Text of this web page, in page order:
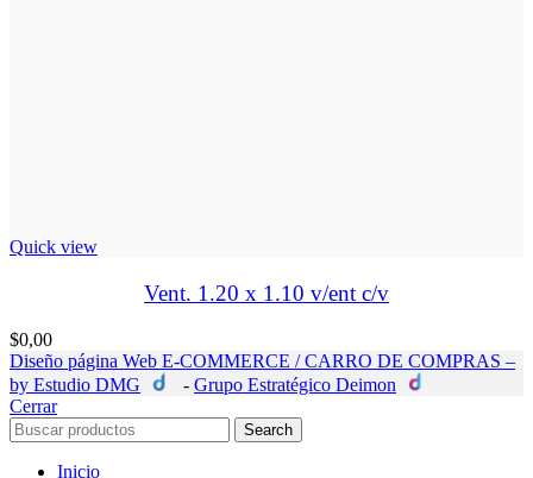
Quick view
Vent. 1.20 x 1.10 v/ent c/v
$0,00
Diseño página Web E-COMMERCE / CARRO DE COMPRAS –
by Estudio DMG
- Grupo Estratégico Deimon
Cerrar
Search
Inicio